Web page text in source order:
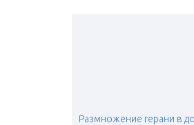
Размножение герани в